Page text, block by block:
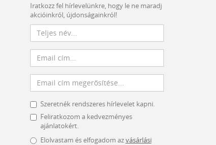
Iratkozz fel hírlevelünkre, hogy le ne maradj
akcióinkról, újdonságainkról!
Szeretnék rendszeres hírlevelet kapni.
Feliratkozom a kedvezményes
ajánlatokért.
Elolvastam és elfogadom azvásárlási